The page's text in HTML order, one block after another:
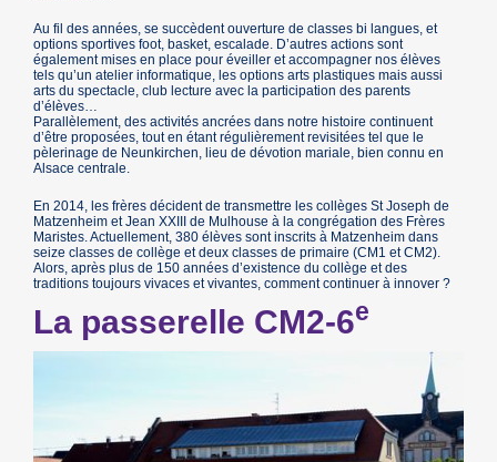
Au fil des années, se succèdent ouverture de classes bi langues, et
options sportives foot, basket, escalade. D’autres actions sont
également mises en place pour éveiller et accompagner nos élèves
tels qu’un atelier informatique, les options arts plastiques mais aussi
arts du spectacle, club lecture avec la participation des parents
d’élèves…
Parallèlement, des activités ancrées dans notre histoire continuent
d’être proposées, tout en étant régulièrement revisitées tel que le
pèlerinage de Neunkirchen, lieu de dévotion mariale, bien connu en
Alsace centrale.
En 2014, les frères décident de transmettre les collèges St Joseph de
Matzenheim et Jean XXIII de Mulhouse à la congrégation des Frères
Maristes. Actuellement, 380 élèves sont inscrits à Matzenheim dans
seize classes de collège et deux classes de primaire (CM1 et CM2).
Alors, après plus de 150 années d’existence du collège et des
traditions toujours vivaces et vivantes, comment continuer à innover ?
La passerelle CM2-6e